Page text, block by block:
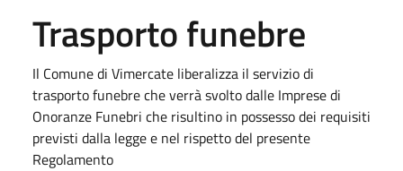
Trasporto funebre
Il Comune di Vimercate liberalizza il servizio di
trasporto funebre che verrà svolto dalle Imprese di
Onoranze Funebri che risultino in possesso dei requisiti
previsti dalla legge e nel rispetto del presente
Regolamento